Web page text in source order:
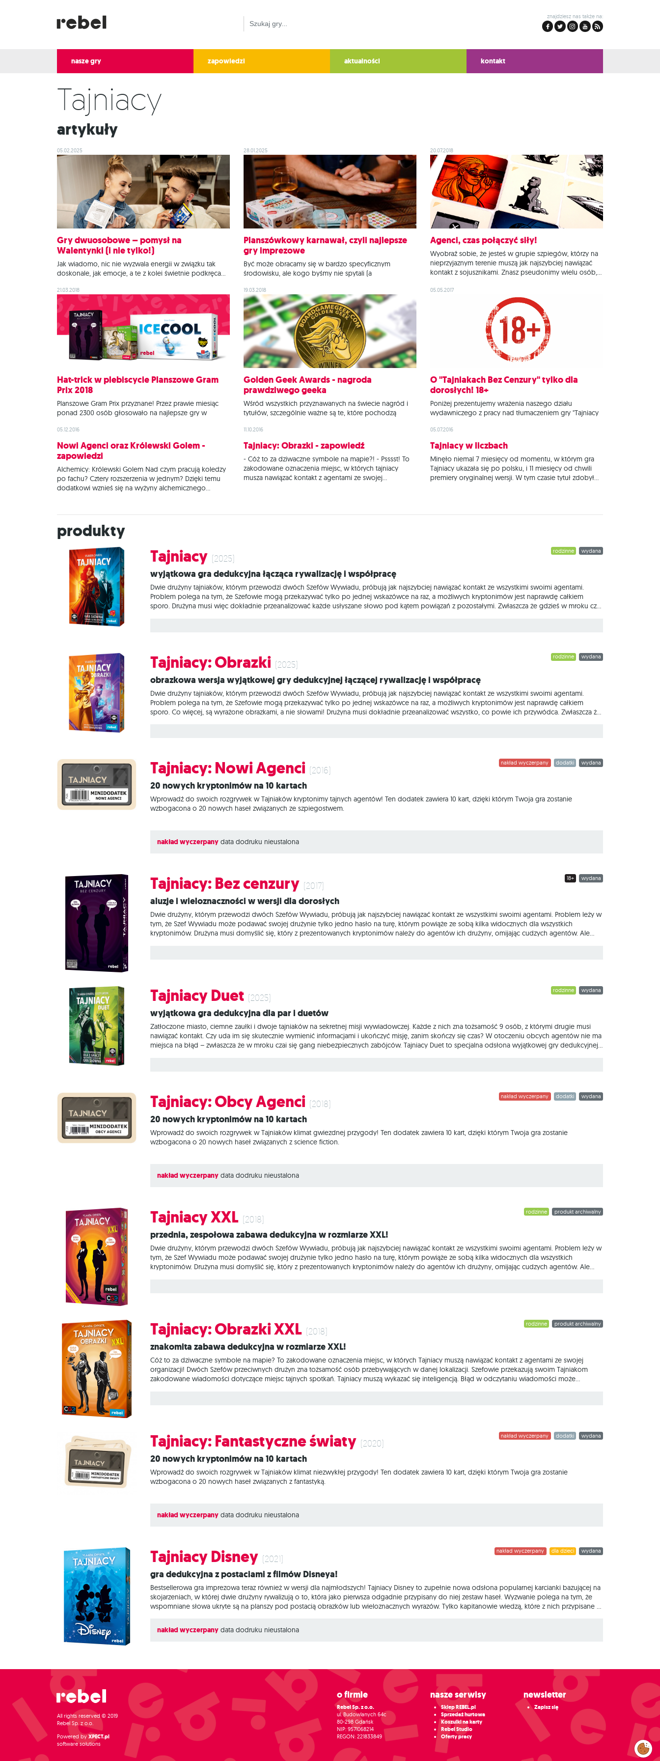
znajdziesz nas także na:
nasze gry zapowiedzi aktualności kontakt
Tajniacy
Artykuły
05.02.2025
Gry dwuosobowe – pomysł na
Walentynki (i nie tylko!)
Jak wiadomo, nic nie wyzwala energii w związku tak
doskonale, jak emocje, a te z kolei świetnie podkręca…
propozycje tytułów, przy których będziecie mieli okazję
nieco poprzepychać się ze swoją drugą połówką. Gry
dla par to świetny prezent na Walentynki i pomysł na
kreatywną
28.01.2025
Planszówkowy karnawał, czyli najlepsze
gry imprezowe
Być może obracamy się w bardzo specyficznym
środowisku, ale kogo byśmy nie spytali (a
ekspresie do kawy w naszym biurze), każdy twierdzi, że
idealna impreza to taka, na której można zagrać w
planszówkę. Jeśli Wasi znajomi mają podobne
priorytety, albo po prostu organizujecie przyjęcie, na
20.07.2018
Agenci, czas połączyć siły!
Wyobraź sobie, że jesteś w grupie szpiegów, którzy na
nieprzyjaznym terenie muszą jak najszybciej nawiązać
kontakt z sojusznikami. Znasz pseudonimy wielu osób,
każdy może okazać się zabójcą... Twój szef wie
doskonale, kto jest kim, jednak musi uważać, by nie
21.03.2018
Hat-trick w plebiscycie Planszowe Gram
Prix 2018
Planszowe Gram Prix przyznane! Przez prawie miesiąc
ponad 2300 osób głosowało na najlepsze gry w
kraju planszówkowego plebiscytu można obejrzeć tutaj.
Jest nam niezmiernie miło ogłosić, że trzy gry
wydawane w Polsce nakładem wydawnictwa Rebel,
zostały wybrane jako najlepsze w swoich kategoriach w
ogólnopolskim
19.03.2018
Golden Geek Awards - nagroda
prawdziwego geeka
Wśród wszystkich przyznawanych na świecie nagród i
tytułów, szczególnie ważne są te, które pochodzą
produktu – wszelkiej maści plebiscyty stanowią miarę
popularności i w bezpośredni sposób obrazują wybory
dużych grup ludzi. Świat gier planszowych również ma
swoje “nagrody publiczności”, a najbardziej znaną
spośród nich
05.05.2017
O "Tajniakach Bez Cenzury" tylko dla
dorosłych! 18+
Poniżej prezentujemy wrażenia naszego działu
wydawniczego z pracy nad tłumaczeniem gry "Tajniacy
wybierała słowa, ktore finalnie pojawiły się w wersji
polskiej tej gry. Wszystkie osoby w wieku powyżej lat 18
zapraszamy do lektury! Choć mogłoby się wydawać, że
proces tłumaczeniowy wszystkich "Tajniaków"
05.12.2016
Nowi Agenci oraz Królewski Golem -
zapowiedzi
Alchemicy: Królewski Golem Nad czym pracują koledzy
po fachu? Cztery rozszerzenia w jednym? Dzięki temu
dodatkowi wznieś się na wyżyny alchemicznego
niczym ropucha zanurzona w wywarze z mandragory, a
mnogość możliwości porazić
11.10.2016
Tajniacy: Obrazki - zapowiedź
- Cóż to za dziwaczne symbole na mapie?! - Psssst! To
zakodowane oznaczenia miejsc, w których tajniacy
musza nawiązać kontakt z agentami ze swojej
otrzymała tyle nagród: zdobyła Golden
05.07.2016
Tajniacy w liczbach
Minęło niemal 7 miesięcy od momentu, w którym gra
Tajniacy ukazała się po polsku, i 11 miesięcy od chwili
premiery oryginalnej wersji. W tym czasie tytuł zdobył
jeśli do
Produkty
wydana
rodzinne
Tajniacy (2025)
Wyjątkowa gra dedukcyjna łącząca rywalizację i współpracę
Dwie drużyny tajniaków, którym przewodzi dwóch Szefów Wywiadu, próbują jak najszybciej nawiązać kontakt ze wszystkimi swoimi agentami.
Problem polega na tym, że Szefowie mogą przekazywać tylko po jednej wskazówce na raz, a możliwych kryptonimów jest naprawdę całkiem
sporo. Drużyna musi więc dokładnie przeanalizować każde usłyszane słowo pod kątem powiązań z pozostałymi. Zwłaszcza że gdzieś w mroku czai
wydana
rodzinne
Tajniacy: Obrazki (2025)
Obrazkowa wersja wyjątkowej gry dedukcyjnej łączącej rywalizację i współpracę
Dwie drużyny tajniaków, którym przewodzi dwóch Szefów Wywiadu, próbują jak najszybciej nawiązać kontakt ze wszystkimi swoimi agentami.
Problem polega na tym, że Szefowie mogą przekazywać tylko po jednej wskazówce na raz, a możliwych kryptonimów jest naprawdę całkiem
sporo. Co więcej, są wyrażone obrazkami, a nie słowami! Drużyna musi dokładnie przeanalizować wszystko, co powie ich przywódca. Zwłaszcza że
wydana
dodatki
nakład wyczerpany
Tajniacy: Nowi Agenci (2016)
20 nowych kryptonimów na 10 kartach
Wprowadź do swoich rozgrywek w Tajniaków kryptonimy tajnych agentów! Ten dodatek zawiera 10 kart, dzięki którym Twoja gra zostanie
wzbogacona o 20 nowych haseł związanych ze szpiegostwem.
nakład wyczerpany data dodruku nieustalona
wydana
18+
Tajniacy: Bez cenzury (2017)
Aluzje i wieloznaczności w wersji dla dorosłych
Dwie drużyny, którym przewodzi dwóch Szefów Wywiadu, próbują jak najszybciej nawiązać kontakt ze wszystkimi swoimi agentami. Problem leży w
tym, że Szef Wywiadu może podawać swojej drużynie tylko jedno hasło na turę, którym powiąże ze sobą kilka widocznych dla wszystkich
kryptonimów. Drużyna musi domyślić się, który z prezentowanych kryptonimów należy do agentów ich drużyny, omijając cudzych agentów. Ale
wydana
rodzinne
Tajniacy Duet (2025)
Wyjątkowa gra dedukcyjna dla par i duetów
Zatłoczone miasto, ciemne zaułki i dwoje tajniaków na sekretnej misji wywiadowczej. Każde z nich zna tożsamość 9 osób, z którymi drugie musi
nawiązać kontakt. Czy uda im się skutecznie wymienić informacjami i ukończyć misję, zanim skończy się czas? W otoczeniu obcych agentów nie ma
miejsca na błąd – zwłaszcza że w mroku czai się gang niebezpiecznych zabójców. Tajniacy Duet to specjalna odsłona wyjątkowej gry dedukcyjnej,
wydana
dodatki
nakład wyczerpany
Tajniacy: Obcy Agenci (2018)
20 nowych kryptonimów na 10 kartach
Wprowadź do swoich rozgrywek w Tajniaków klimat gwiezdnej przygody! Ten dodatek zawiera 10 kart, dzięki którym Twoja gra zostanie
wzbogacona o 20 nowych haseł związanych z science fiction.
nakład wyczerpany data dodruku nieustalona
produkt archiwalny
rodzinne
Tajniacy XXL (2018)
Przednia, zespołowa zabawa dedukcyjna w rozmiarze XXL!
Dwie drużyny, którym przewodzi dwóch Szefów Wywiadu, próbują jak najszybciej nawiązać kontakt ze wszystkimi swoimi agentami. Problem leży w
tym, że Szef Wywiadu może podawać swojej drużynie tylko jedno hasło na turę, którym powiąże ze sobą kilka widocznych dla wszystkich
kryptonimów. Drużyna musi domyślić się, który z prezentowanych kryptonimów należy do agentów ich drużyny, omijając cudzych agentów. Ale
produkt archiwalny
rodzinne
Tajniacy: Obrazki XXL (2018)
Znakomita zabawa dedukcyjna w rozmiarze XXL!
Cóż to za dziwaczne symbole na mapie? To zakodowane oznaczenia miejsc, w których Tajniacy muszą nawiązać kontakt z agentami ze swojej
organizacji! Dwóch Szefów przeciwnych drużyn zna tożsamość osób przebywających w danej lokalizacji. Szefowie przekazują swoim Tajniakom
zakodowane wiadomości dotyczące miejsc tajnych spotkań. Tajniacy muszą wykazać się inteligencją. Błąd w odczytaniu wiadomości może
wydana
dodatki
nakład wyczerpany
Tajniacy: Fantastyczne światy (2020)
20 nowych kryptonimów na 10 kartach
Wprowadź do swoich rozgrywek w Tajniaków klimat niezwykłej przygody! Ten dodatek zawiera 10 kart, dzięki którym Twoja gra zostanie
wzbogacona o 20 nowych haseł związanych z fantastyką.
nakład wyczerpany data dodruku nieustalona
wydana
dla dzieci
nakład wyczerpany
Tajniacy Disney (2021)
Gra dedukcyjna z postaciami z filmów Disneya!
Bestsellerowa gra imprezowa teraz również w wersji dla najmłodszych! Tajniacy Disney to zupełnie nowa odsłona popularnej karcianki bazującej na
skojarzeniach, w której dwie drużyny rywalizują o to, która jako pierwsza odgadnie przypisany do niej zestaw haseł. Wyzwanie polega na tym, że
wspomniane słowa ukryte są na planszy pod postacią obrazków lub wieloznacznych wyrazów. Tylko kapitanowie wiedzą, które z nich przypisane są
obrazki (kadry
nakład wyczerpany data dodruku nieustalona
All rights reserved © 2019
Rebel Sp. z o.o.
Powered by XPECT.pl
software solutions
O firmie
Rebel Sp. z o.o.
ul. Budowlanych 64c
80-298 Gdańsk
NIP: 9571068214
REGON: 221833849
Nasze serwisy
Sklep REBEL.pl
Sprzedaż hurtowa
Koszulki na karty
Rebel Studio
Oferty pracy
Newsletter
Zapisz się
Zarządzaj
preferencjami
cookies